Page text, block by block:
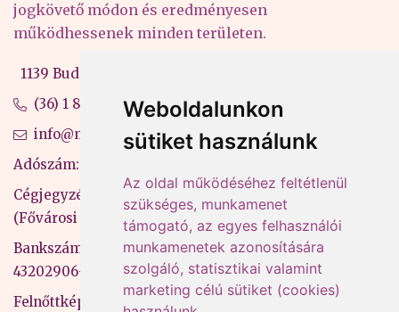
Weboldalunkon
sütiket használunk
Az oldal működéséhez feltétlenül
szükséges, munkamenet
támogató, az egyes felhasználói
munkamenetek azonosítására
szolgáló, statisztikai valamint
marketing célú sütiket (cookies)
jogkövető módon és eredményesen
működhessenek minden területen.
1139 Budapest, Váci út 99-105. 4. em.
(36) 1 880 76 00
info@mprx.hu
Adószám: 13598145-2-41
Cégjegyzékszám: 01-09-883770
(Fővárosi Bíróság)
Bankszámlaszám: CIB Bank, 10700581-
43202906-51100005
Felnőttképzési nyilvántartási szám: